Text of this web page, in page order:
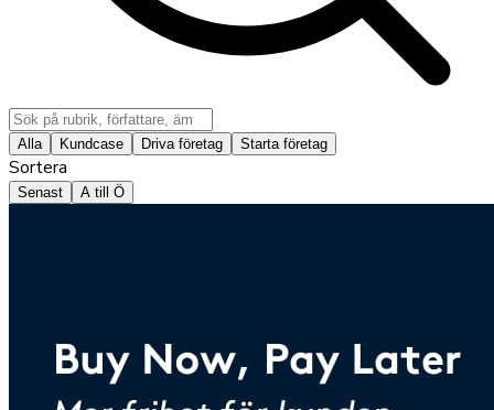
Alla Kundcase Driva företag Starta företag
Sortera
Senast A till Ö